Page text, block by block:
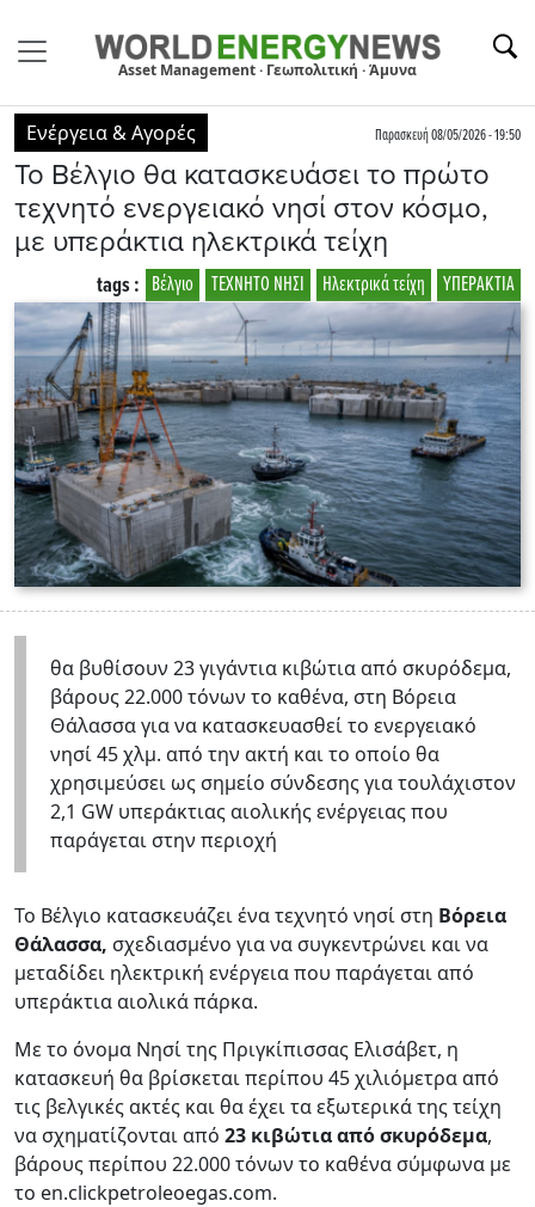
Asset Management · Γεωπολιτική · Άμυνα
Ενέργεια & Αγορές Παρασκευή 08/05/2026 - 19:50
Το Βέλγιο θα κατασκευάσει το πρώτο
τεχνητό ενεργειακό νησί στον κόσμο,
με υπεράκτια ηλεκτρικά τείχη
ΥΠΕΡΑΚΤΙΑ
Ηλεκτρικά τείχη
ΤΕΧΝΗΤΟ ΝΗΣΙ
Βέλγιο
tags :
θα βυθίσουν 23 γιγάντια κιβώτια από σκυρόδεμα,
βάρους 22.000 τόνων το καθένα, στη Βόρεια
Θάλασσα για να κατασκευασθεί το ενεργειακό
νησί 45 χλμ. από την ακτή και το οποίο θα
χρησιμεύσει ως σημείο σύνδεσης για τουλάχιστον
2,1 GW υπεράκτιας αιολικής ενέργειας που
παράγεται στην περιοχή
Το Βέλγιο κατασκευάζει ένα τεχνητό νησί στη Βόρεια
Θάλασσα, σχεδιασμένο για να συγκεντρώνει και να
μεταδίδει ηλεκτρική ενέργεια που παράγεται από
υπεράκτια αιολικά πάρκα.
Με το όνομα Νησί της Πριγκίπισσας Ελισάβετ, η
κατασκευή θα βρίσκεται περίπου 45 χιλιόμετρα από
τις βελγικές ακτές και θα έχει τα εξωτερικά της τείχη
να σχηματίζονται από 23 κιβώτια από σκυρόδεμα,
βάρους περίπου 22.000 τόνων το καθένα σύμφωνα με
το en.clickpetroleoegas.com.